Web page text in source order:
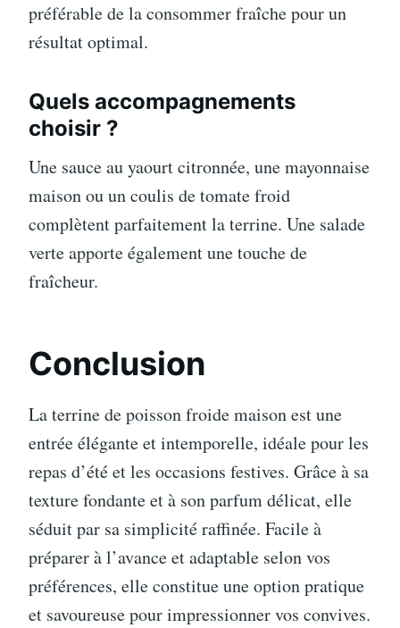
préférable de la consommer fraîche pour un
résultat optimal.
Quels accompagnements
choisir ?
Une sauce au yaourt citronnée, une mayonnaise
maison ou un coulis de tomate froid
complètent parfaitement la terrine. Une salade
verte apporte également une touche de
fraîcheur.
Conclusion
La terrine de poisson froide maison est une
entrée élégante et intemporelle, idéale pour les
repas d’été et les occasions festives. Grâce à sa
texture fondante et à son parfum délicat, elle
séduit par sa simplicité raffinée. Facile à
préparer à l’avance et adaptable selon vos
préférences, elle constitue une option pratique
et savoureuse pour impressionner vos convives.